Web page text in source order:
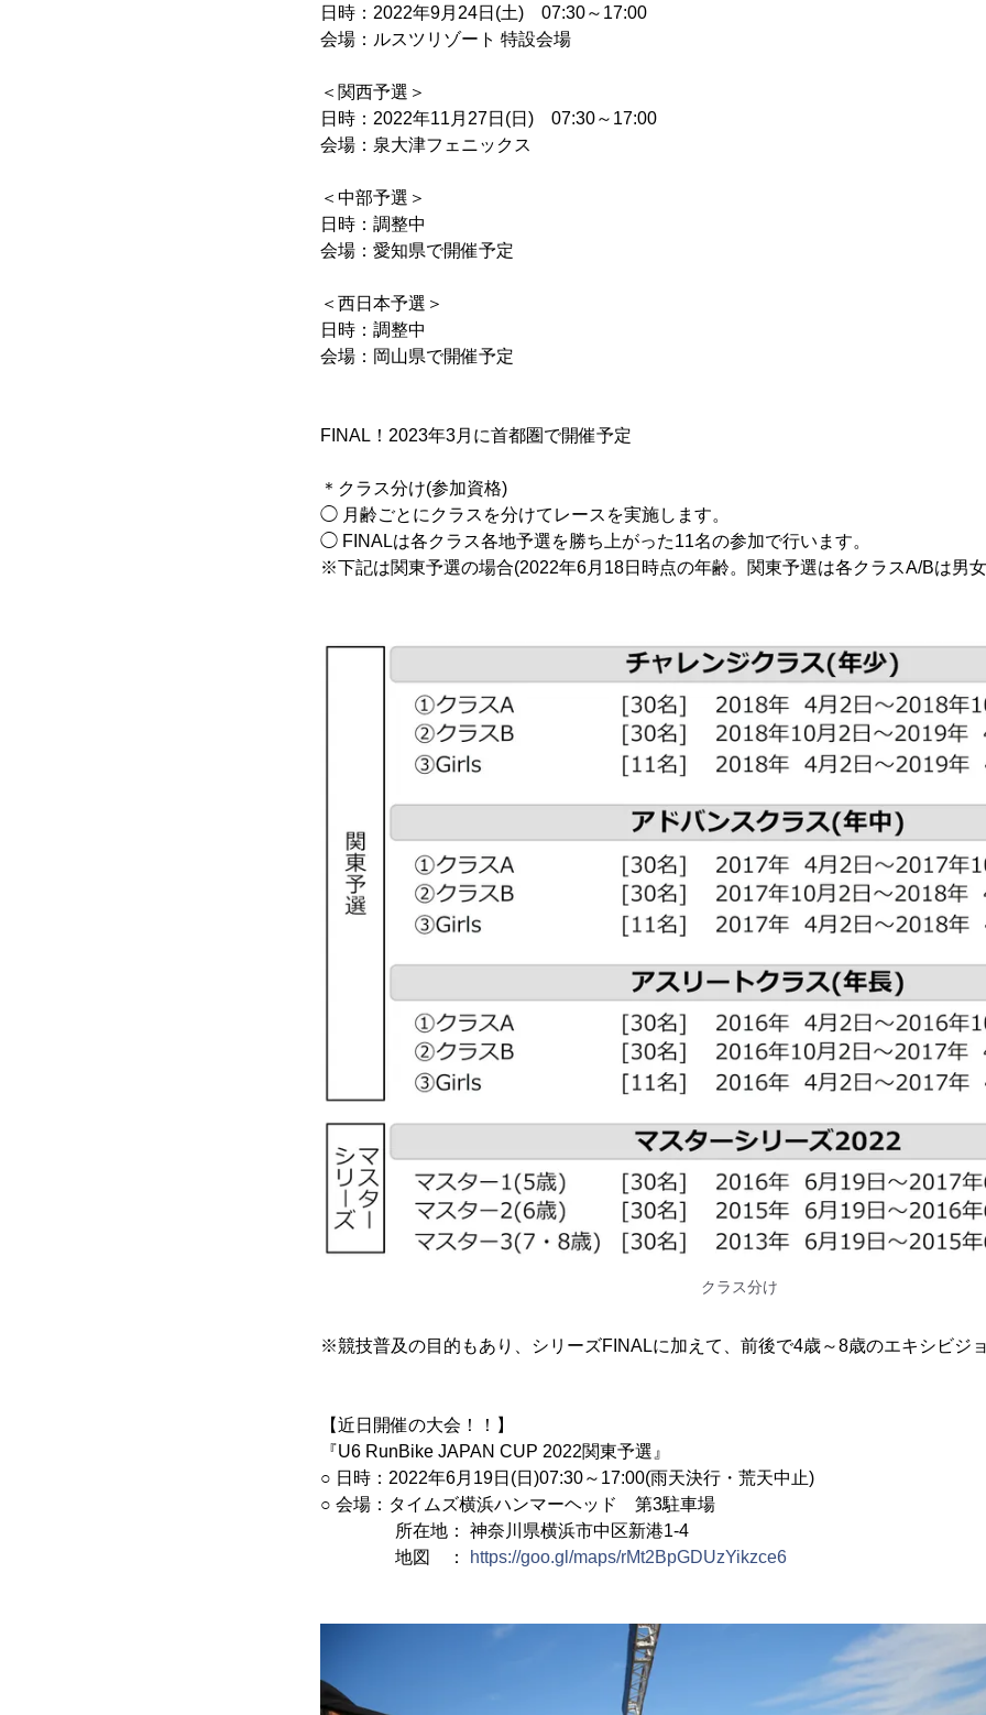
日時：2022年9月24日(土) 07:30～17:00
会場：ルスツリゾート 特設会場
＜関西予選＞
日時：2022年11月27日(日) 07:30～17:00
会場：泉大津フェニックス
＜中部予選＞
日時：調整中
会場：愛知県で開催予定
＜西日本予選＞
日時：調整中
会場：岡山県で開催予定
FINAL！2023年3月に首都圏で開催予定
＊クラス分け(参加資格)
◯ 月齢ごとにクラスを分けてレースを実施します。
◯ FINALは各クラス各地予選を勝ち上がった11名の参加で行います。
※下記は関東予選の場合(2022年6月18日時点の年齢。関東予選は各クラスA/Bは男
クラス分け
※競技普及の目的もあり、シリーズFINALに加えて、前後で4歳～8歳のエキシビジ
【近日開催の大会！！】
『U6 RunBike JAPAN CUP 2022関東予選』
○ 日時：2022年6月19日(日)07:30～17:00(雨天決行・荒天中止)
○ 会場：タイムズ横浜ハンマーヘッド 第3駐車場
所在地： 神奈川県横浜市中区新港1-4
地図 ：
https://goo.gl/maps/rMt2BpGDUzYikzce6